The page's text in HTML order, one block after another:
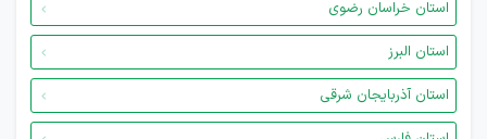
استان خراسان رضوی
استان البرز
استان آذربایجان شرقی